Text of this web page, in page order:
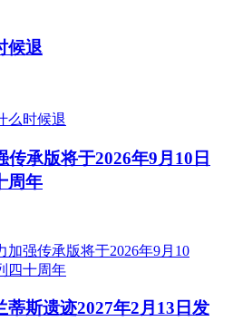
候退
传承版将于2026年9月10日
周年
蒂斯遗迹2027年2月13日发